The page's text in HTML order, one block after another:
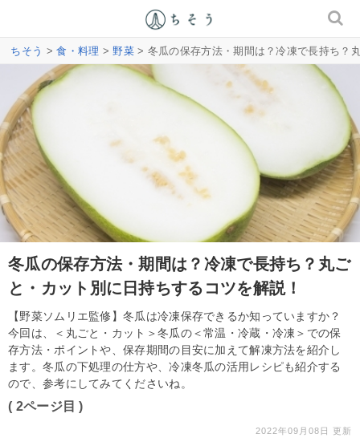
ちそう >食・料理 >野菜> 冬瓜の保存方法・期間は？冷凍で長持ち？
冬瓜の保存方法・期間は？冷凍で長持ち？丸ご
と・カット別に日持ちするコツを解説！
【野菜ソムリエ監修】冬瓜は冷凍保存できるか知っていますか？
今回は、＜丸ごと・カット＞冬瓜の＜常温・冷蔵・冷凍＞での保
存方法・ポイントや、保存期間の目安に加えて解凍方法を紹介し
ます。冬瓜の下処理の仕方や、冷凍冬瓜の活用レシピも紹介する
ので、参考にしてみてくださいね。
( 2ページ目 )
2022年09月08日 更新